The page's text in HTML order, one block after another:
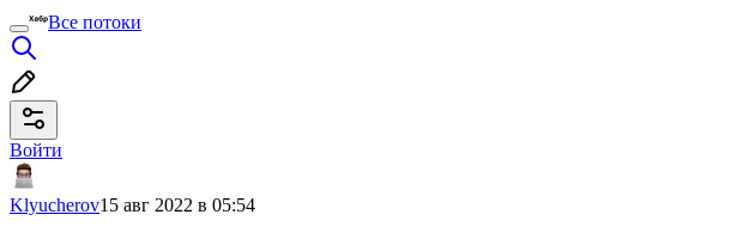
Все потоки
Войти
Klyucherov15 авг 2022 в 05:54